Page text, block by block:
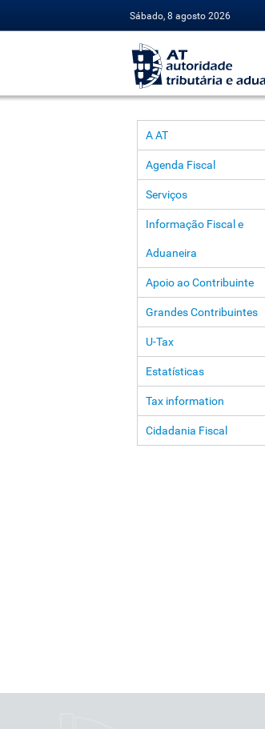
Sábado, 8 agosto 2026
A AT
Agenda Fiscal
Serviços
Informação Fiscal e
Aduaneira
Apoio ao Contribuinte
Grandes Contribuintes
U-Tax
Estatísticas
Tax information
Cidadania Fiscal